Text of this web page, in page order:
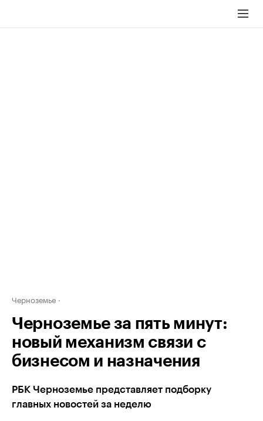
Черноземье
Черноземье за пять минут:
новый механизм связи с
бизнесом и назначения
РБК Черноземье представляет подборку
главных новостей за неделю